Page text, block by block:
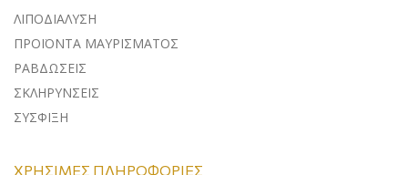
ΛΙΠΟΔΙΑΛΥΣΗ
ΠΡΟΪΟΝΤΑ ΜΑΥΡΙΣΜΑΤΟΣ
ΡΑΒΔΩΣΕΙΣ
ΣΚΛΗΡΥΝΣΕΙΣ
ΣΥΣΦΙΞΗ
ΧΡΉΣΙΜΕΣ ΠΛΗΡΟΦΟΡΊΕΣ